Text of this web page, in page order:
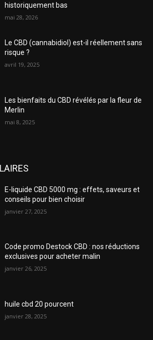
historiquement bas
mai 28, 2026
Le CBD (cannabidiol) est-il réellement sans
risque ?
avril 19, 2025
Les bienfaits du CBD révélés par la fleur de
Merlin
mai 8, 2025
E-liquide CBD 5000 mg : effets, saveurs et
conseils pour bien choisir
janvier 27, 2025
Code promo Destock CBD : nos réductions
exclusives pour acheter malin
janvier 26, 2025
huile cbd 20 pourcent
janvier 28, 2025